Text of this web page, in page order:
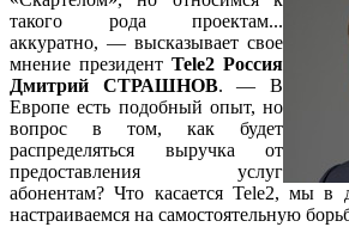
такого рода проектам...
аккуратно, — высказывает свое
мнение президент Tele2 Россия
Дмитрий СТРАШНОВ. — В
Европе есть подобный опыт, но
вопрос в том, как будет
распределяться выручка от
предоставления услуг
абонентам? Что касается Tele2, мы
настраиваемся на самостоятельную